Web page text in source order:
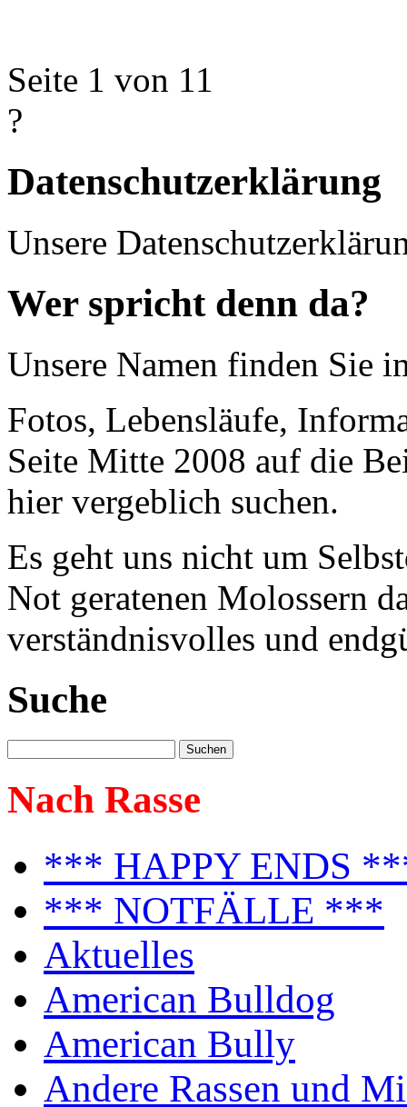
Seite 1 von 11
?
Datenschutzerklärung
Unsere
Wer spricht denn da?
Unsere Namen finden Sie
Fotos, Lebensläufe,
Seite Mitte 2008 auf die
hier vergeblich suchen.
Es geht uns nicht um
Not geratenen Molossern
verständnisvolles und
Suche
Nach Rasse
*** HAPPY ENDS
*** NOTFÄLLE ***
Aktuelles
American Bulldog
American Bully
Andere Rassen und